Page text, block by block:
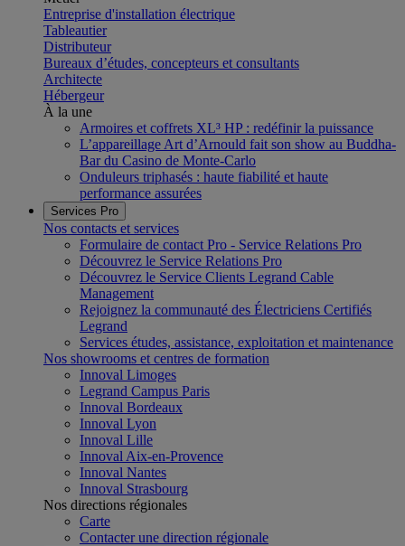
Entreprise d'installation électrique
Tableautier
Distributeur
Bureaux d’études, concepteurs et consultants
Architecte
Hébergeur
À la une
Armoires et coffrets XL³ HP : redéfinir la puissance
L’appareillage Art d’Arnould fait son show au Buddha-
Bar du Casino de Monte-Carlo
Onduleurs triphasés : haute fiabilité et haute
performance assurées
Services Pro
Nos contacts et services
Formulaire de contact Pro - Service Relations Pro
Découvrez le Service Relations Pro
Découvrez le Service Clients Legrand Cable
Management
Rejoignez la communauté des Électriciens Certifiés
Legrand
Services études, assistance, exploitation et maintenance
Nos showrooms et centres de formation
Innoval Limoges
Legrand Campus Paris
Innoval Bordeaux
Innoval Lyon
Innoval Lille
Innoval Aix-en-Provence
Innoval Nantes
Innoval Strasbourg
Nos directions régionales
Carte
Contacter une direction régionale